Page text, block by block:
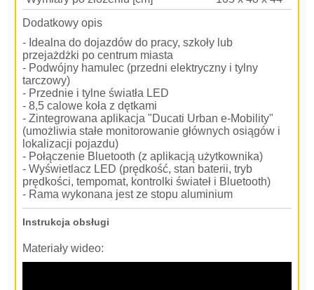
Dodatkowy opis
- Idealna do dojazdów do pracy, szkoły lub
przejażdżki po centrum miasta
- Podwójny hamulec (przedni elektryczny i tylny
tarczowy)
- Przednie i tylne światła LED
- 8,5 calowe koła z dętkami
- Zintegrowana aplikacja "Ducati Urban e-Mobility"
(umożliwia stałe monitorowanie głównych osiągów i
lokalizacji pojazdu)
- Połączenie Bluetooth (z aplikacją użytkownika)
- Wyświetlacz LED (prędkość, stan baterii, tryb
prędkości, tempomat, kontrolki świateł i Bluetooth)
- Rama wykonana jest ze stopu aluminium
Instrukcja obsługi
Materiały wideo: